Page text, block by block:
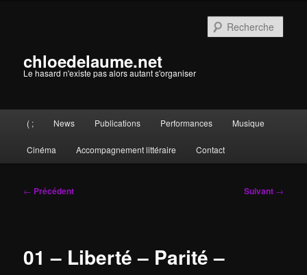
chloedelaume.net
Le hasard n'existe pas alors autant s'organiser
principal
( ; News Publications Performances Musique
Cinéma Accompagnement littéraire Contact
Navigation
← Précédent Suivant →
01 – Liberté – Parité –